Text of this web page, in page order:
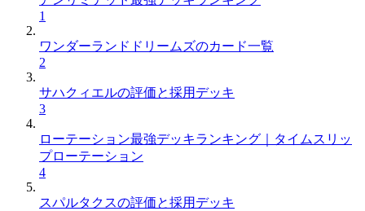
1
ワンダーランドドリームズのカード一覧
2
サハクィエルの評価と採用デッキ
3
ローテーション最強デッキランキング｜タイムスリッ
プローテーション
4
スパルタクスの評価と採用デッキ